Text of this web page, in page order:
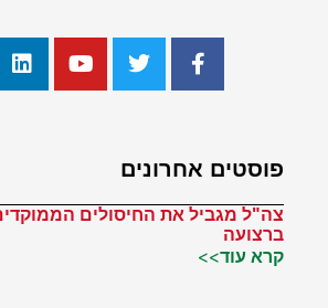
פוסטים אחרונים
צה"ל מגביל את החיסולים
ברצועה
קרא עוד>>